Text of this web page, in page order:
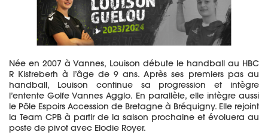
Née en 2007 à Vannes, Louison débute le handball au HBC
R Kistreberh à l’âge de 9 ans. Après ses premiers pas au
handball, Louison continue sa progression et intègre
l’entente Golfe Vannes Agglo. En parallèle, elle intègre aussi
le Pôle Espoirs Accession de Bretagne à Bréquigny. Elle rejoint
la Team CPB à partir de la saison prochaine et évoluera au
poste de pivot avec Elodie Royer.